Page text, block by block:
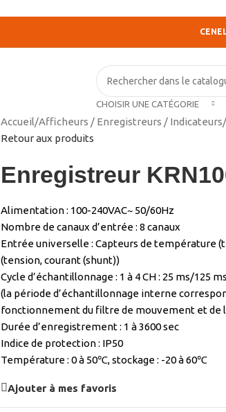
CHOISIR UNE CATÉGORIE
Accueil/Afficheurs / Enregistreurs / Indicateurs/
Retour aux produits
Enregistreur
Alimentation : 100-240VAC~ 50/60Hz
Nombre de canaux d’entrée : 8 canaux
Entrée universelle : Capteurs de température
(tension, courant (shunt))
Cycle d’échantillonnage : 1 à 4 CH : 25 ms/125
(la période d’échantillonnage interne
fonctionnement du filtre de mouvement et de
Durée d’enregistrement : 1 à 3600 sec
Indice de protection : IP50
Température : 0 à 50℃, stockage : -20 à 60℃
Ajouter à mes favoris